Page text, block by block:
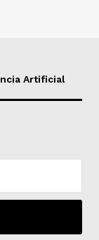
Artificial